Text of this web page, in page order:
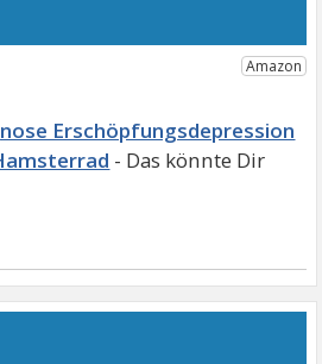
Erschöpfungsdepression